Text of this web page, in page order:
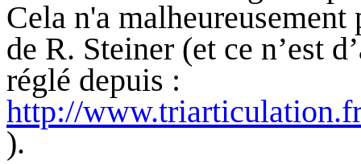
Cela n'a malheureusement
de R. Steiner (et ce n’est
réglé depuis :
http://
).